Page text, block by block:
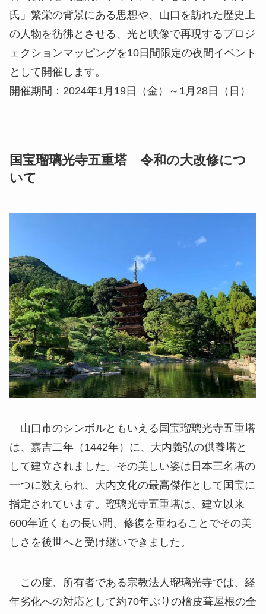
氏」繁栄の背景にある思想や、山口を訪れた歴史上
の人物を彷彿とさせる、光と映像で再現するプロジ
ェクションマッピングを10日間限定の夜間イベント
として開催します。
開催期間：2024年1月19日（金）～1月28日（日）
国宝瑠璃光寺五重塔 令和の大改修につ
いて
山口市のシンボルともいえる国宝瑠璃光寺五重塔
は、嘉吉二年（1442年）に、大内義弘の供養塔と
して建立されました。その美しい姿は日本三名塔の
一つに数えられ、大内文化の最高傑作として国宝に
指定されています。瑠璃光寺五重塔は、建立以来
600年近くもの長い間、修復を重ねることでその美
しさを後世へと受け継いできました。
この度、所有者である宗教法人瑠璃光寺では、経
年劣化への対応として約70年ぶりの檜皮葺屋根の全